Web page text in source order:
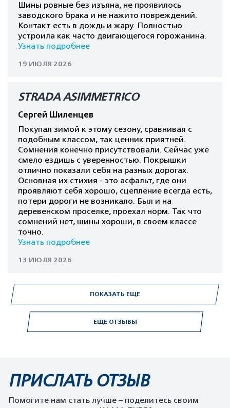
ЕЩЕ ОТЗЫВЫ
Шины ровные без изъяна, не проявилось
заводского брака и не нажито повреждений.
Контакт есть в дождь и жару. Полностью
устроила как часто двигающегося горожанина.
Узнать подробнее
19 ИЮЛЯ 2026
STRADA ASIMMETRICO
Сергей Шиленцев
Покупал зимой к этому сезону, сравнивая с
подобным классом, так ценник приятней.
Сомнения конечно присутствовали. Сейчас уже
смело ездишь с уверенностью. Покрышки
отлично показали себя на разных дорогах.
Основная их стихия - это асфальт, где они
проявляют себя хорошо, сцепление всегда есть,
потери дороги не возникало. Был и на
деревенском проселке, проехал норм. Так что
сомнений нет, шины хороши, в своем классе
точно.
Узнать подробнее
13 ИЮЛЯ 2026
ПОКАЗАТЬ ЕЩЕ
ПРИСЛАТЬ ОТЗЫВ
Помогите нам стать лучше – поделитесь своим